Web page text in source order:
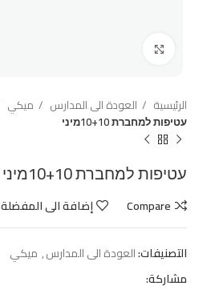
الرئيسية العودة الى المدارس
ميكي
עטיפות למחברת 10+10מיני
עטיפות למחברת 10+10מיני
Compare إضافة الى المفضلة
التصنيفات:العودة الى المدارس, ميكي
مشاركة: